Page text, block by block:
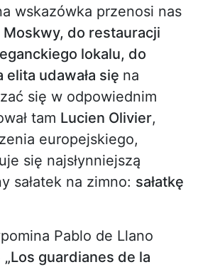
wskazówka przenosi nas
do restauracji
lokalu, do
udawała się na
się w odpowiednim
tam Lucien Olivier,
europejskiego,
się najsłynniejszą
sałatek na zimno: sałatkę
Pablo de Llano
„Los guardianes de la